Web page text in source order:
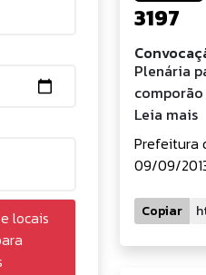
locais
3197
Plenária
Leia mais
Prefeitura
09/09/
Copiar